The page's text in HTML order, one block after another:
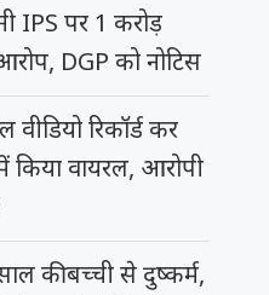
IPS पर 1 करोड़
DGP को नोटिस
रिकॉर्ड कर
किया वायरल, आरोपी
की बच्ची से दुष्कर्म,